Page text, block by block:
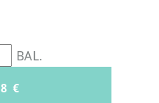
BAL.